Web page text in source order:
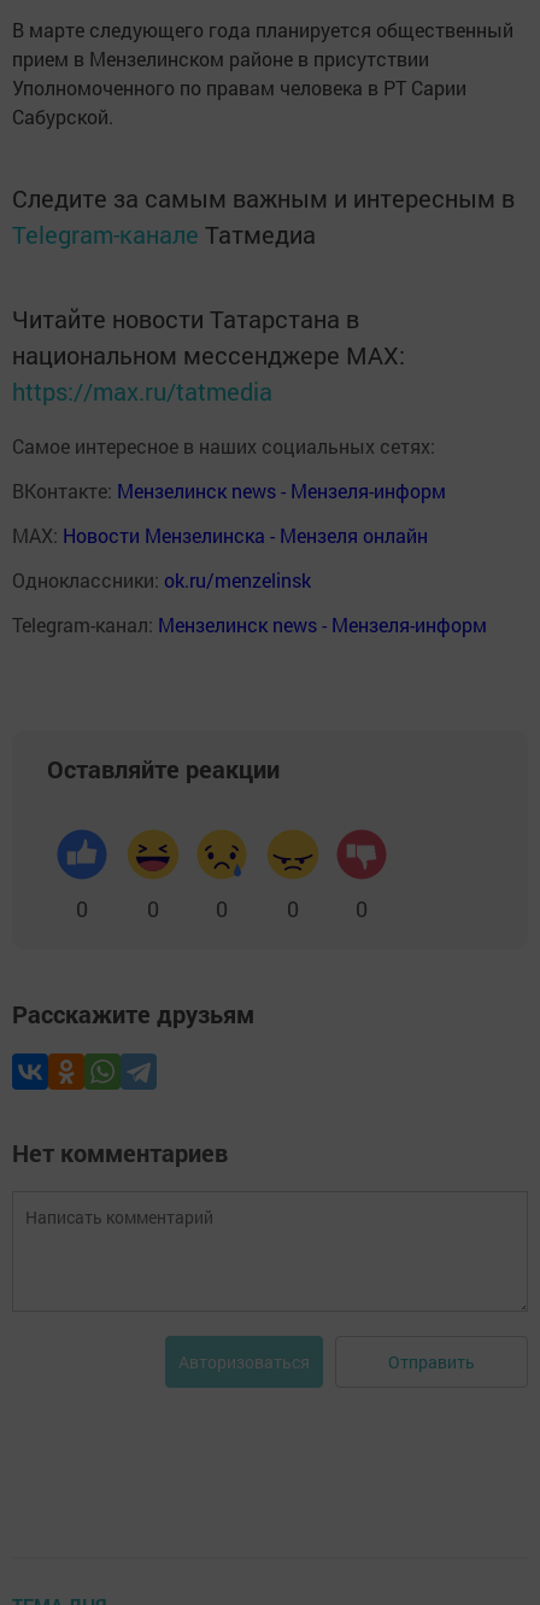
В марте следующего года планируется общественный
прием в Мензелинском районе в присутствии
Уполномоченного по правам человека в РТ Сарии
Сабурской.
Следите за самым важным и интересным в
Telegram-канале Татмедиа
Читайте новости Татарстана в
национальном мессенджере MАХ:
https://max.ru/tatmedia
Самое интересное в наших социальных сетях:
ВКонтакте: Мензелинск news - Мензеля-информ
MAX: Новости Мензелинска - Мензеля онлайн
Одноклассники: ok.ru/menzelinsk
Telegram-канал: Мензелинск news - Мензеля-информ
Оставляйте реакции
0 0 0 0 0
Расскажите друзьям
Нет комментариев
Авторизоваться Отправить